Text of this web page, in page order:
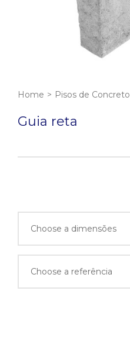
Home > Pisos de Concreto
Guia reta